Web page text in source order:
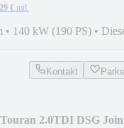
€ mtl.
• 140 kW (190 PS) •
Kontakt
2.0TDI DSG Join